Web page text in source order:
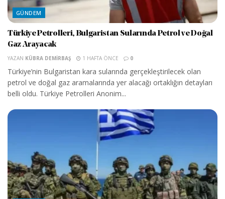
GÜNDEM
Türkiye Petrolleri, Bulgaristan Sularında Petrol ve Doğal
Gaz Arayacak
YAZAN KÜBRA DEMIRBAŞ 1 HAFTA ÖNCE 0
Türkiye’nin Bulgaristan kara sularında gerçekleştirilecek olan
petrol ve doğal gaz aramalarında yer alacağı ortaklığın detayları
belli oldu. Türkiye Petrolleri Anonim...